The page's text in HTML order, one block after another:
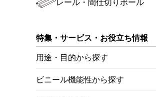
レール・間仕切りポール
特集・サービス・お役立ち情報
用途・目的から探す
ビニール機能性から探す